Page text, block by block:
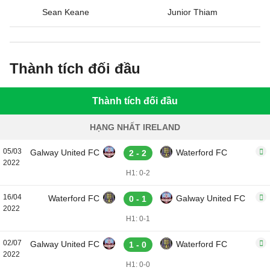
Sean Keane Junior Thiam
Thành tích đối đầu
Thành tích đối đầu
HẠNG NHẤT IRELAND
05/03
2022
Galway United FC 2 - 2 Waterford FC
H1: 0-2
16/04
2022
Waterford FC 0 - 1 Galway United FC
H1: 0-1
02/07
2022
Galway United FC 1 - 0 Waterford FC
H1: 0-0